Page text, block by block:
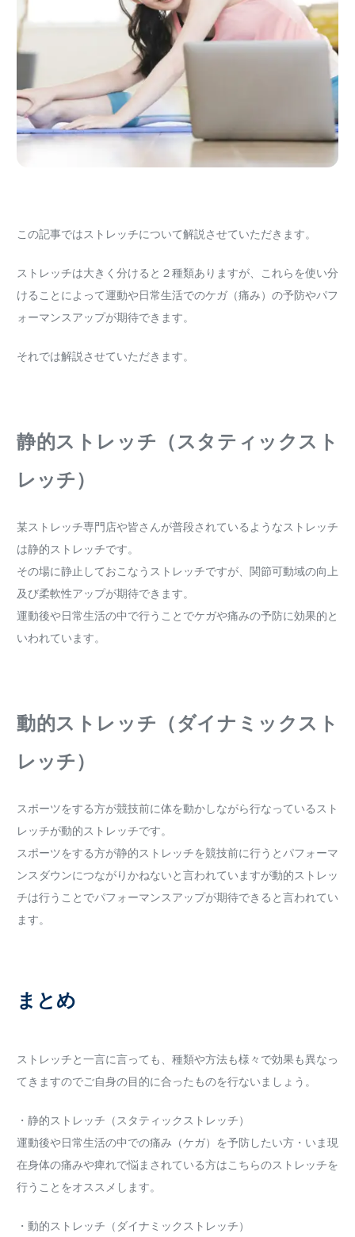
この記事ではストレッチについて解説させていただきます。
ストレッチは大きく分けると２種類ありますが、これらを使い分
けることによって運動や日常生活でのケガ（痛み）の予防やパフ
ォーマンスアップが期待できます。
それでは解説させていただきます。
静的ストレッチ（スタティックスト
レッチ）
某ストレッチ専門店や皆さんが普段されているようなストレッチ
は静的ストレッチです。
その場に静止しておこなうストレッチですが、関節可動域の向上
及び柔軟性アップが期待できます。
運動後や日常生活の中で行うことでケガや痛みの予防に効果的と
いわれています。
動的ストレッチ（ダイナミックスト
レッチ）
スポーツをする方が競技前に体を動かしながら行なっているスト
レッチが動的ストレッチです。
スポーツをする方が静的ストレッチを競技前に行うとパフォーマ
ンスダウンにつながりかねないと言われていますが動的ストレッ
チは行うことでパフォーマンスアップが期待できると言われてい
ます。
まとめ
ストレッチと一言に言っても、種類や方法も様々で効果も異なっ
てきますのでご自身の目的に合ったものを行ないましょう。
・静的ストレッチ（スタティックストレッチ）
運動後や日常生活の中での痛み（ケガ）を予防したい方・いま現
在身体の痛みや痺れで悩まされている方はこちらのストレッチを
行うことをオススメします。
・動的ストレッチ（ダイナミックストレッチ）